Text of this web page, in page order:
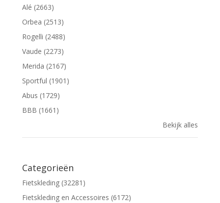
Alé (2663)
Orbea (2513)
Rogelli (2488)
Vaude (2273)
Merida (2167)
Sportful (1901)
Abus (1729)
BBB (1661)
Bekijk alles
Categorieën
Fietskleding (32281)
Fietskleding en Accessoires (6172)